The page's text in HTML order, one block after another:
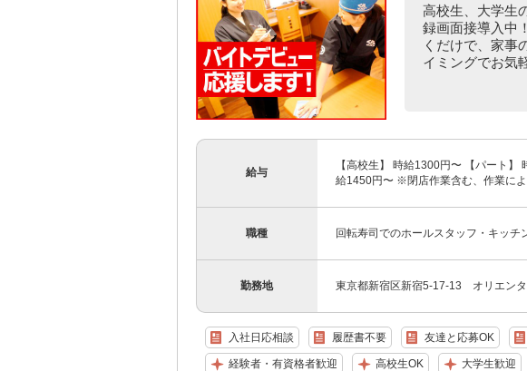
高校生、大学生
録画面接導入中
くだけで、家事
イミングでお気
給与
【高校生】 時給1300円〜 【パート
給1450円〜 ※閉店作業含む、作業に
職種 回転寿司でのホールスタッフ・キッチ
勤務地 東京都新宿区新宿5-17-13 オリエン
入社日応相談 履歴書不要 友達と応募OK
経験者・有資格者歓迎 高校生OK 大学生歓迎